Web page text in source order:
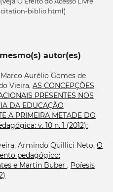
biblio.html)
autor(es)
Aurélio Gomes de
Vieira, AS CONCEPÇÕES
PRESENTES NOS
DA EDUCAÇÃO
A PRIMEIRA METADE DO
v. 10 n. 1 (2012):
Armindo Quillici Neto, O
pedagógico:
e Martin Buber , Poíesis